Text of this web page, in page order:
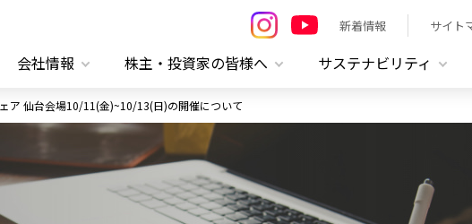
新着情報 サイト
会社情報 株主・投資家の皆様へ サステナビリティ
ア 仙台会場10/11(金)~10/13(日)の開催について